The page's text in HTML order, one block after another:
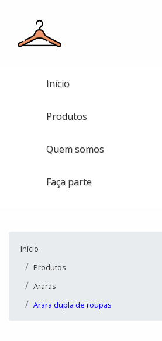
Início
Produtos
Quem somos
Faça parte
Início
Produtos
Araras
Arara dupla de roupas